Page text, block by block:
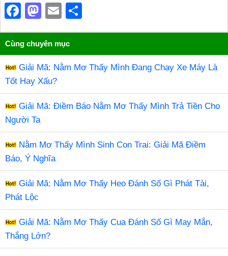
F
a
c
e
b
o
o
k
M
a
st
o
d
o
n
E
m
ail
h
e
Cùng chuyên mục
Giải Mã: Nằm Mơ Thấy Mình Đang Chạy Xe Máy Là
Tốt Hay Xấu?
Giải Mã: Điềm Báo Nằm Mơ Thấy Mình Trả Tiền Cho
Người Ta
Nằm Mơ Thấy Mình Sinh Con Trai: Giải Mã Điềm
Báo, Ý Nghĩa
Giải Mã: Nằm Mơ Thấy Heo Đánh Số Gì Phát Tài,
Phát Lộc
Giải Mã: Nằm Mơ Thấy Cua Đánh Số Gì May Mắn,
Thắng Lớn?